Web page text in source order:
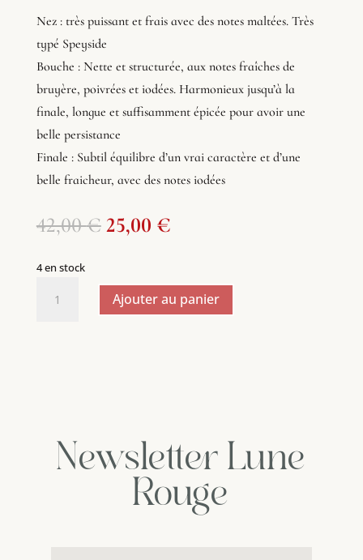
Nez : très puissant et frais avec des notes maltées. Très
typé Speyside
Bouche : Nette et structurée, aux notes fraîches de
bruyère, poivrées et iodées. Harmonieux jusqu’à la
finale, longue et suffisamment épicée pour avoir une
belle persistance
Finale : Subtil équilibre d’un vrai caractère et d’une
belle fraicheur, avec des notes iodées
42,00€ Le
prix
était :
42,00 €.
25,00 €Le
est :
25,00 €.
4 en stock
Ajouter au panier
Newsletter Lune
Rouge